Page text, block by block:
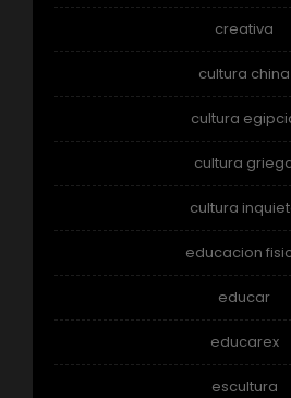
creativa
cultura china
cultura
cultura
cultura
educacion
educar
educarex
escultura